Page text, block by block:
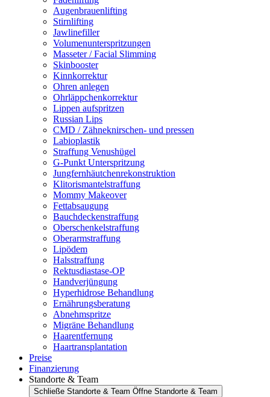
Augenbrauenlifting
Stirnlifting
Jawlinefiller
Volumenunterspritzungen
Masseter / Facial Slimming
Skinbooster
Kinnkorrektur
Ohren anlegen
Ohrläppchenkorrektur
Lippen aufspritzen
Russian Lips
CMD / Zähneknirschen- und pressen
Labioplastik
Straffung Venushügel
G-Punkt Unterspritzung
Jungfernhäutchenrekonstruktion
Klitorismantelstraffung
Mommy Makeover
Fettabsaugung
Bauchdeckenstraffung
Oberschenkelstraffung
Oberarmstraffung
Lipödem
Halsstraffung
Rektusdiastase-OP
Handverjüngung
Hyperhidrose Behandlung
Ernährungsberatung
Abnehmspritze
Migräne Behandlung
Haarentfernung
Haartransplantation
Preise
Finanzierung
Standorte & Team
Schließe Standorte & Team Öffne Standorte & Team